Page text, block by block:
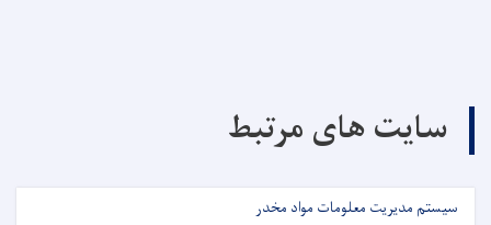
سایت های مرتبط
سیستم مدیریت معلومات مواد مخدر